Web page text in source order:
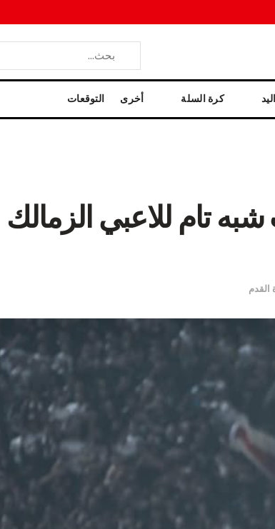
كرة السلة أخرى التوقعات
2026: غياب شبه تام للاعبي الزمالك
القدم